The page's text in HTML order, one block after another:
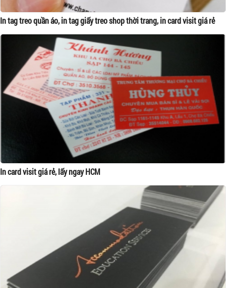
In tag treo quần áo, in tag giấy treo shop thời trang, in card visit giá rẻ
In card visit giá rẻ, lấy ngay HCM